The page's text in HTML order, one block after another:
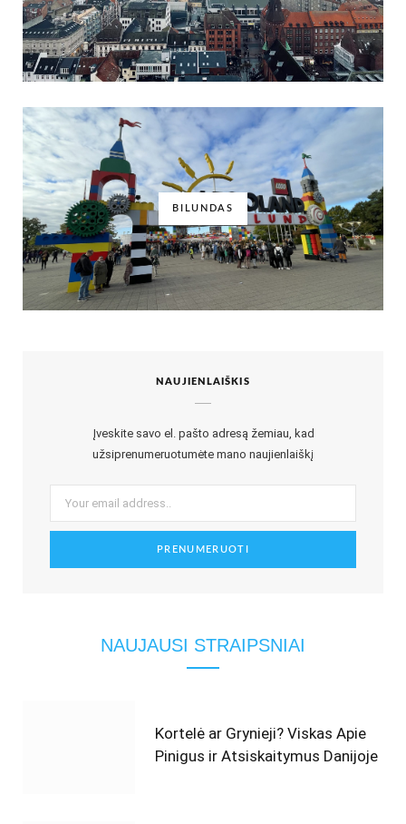
BILUNDAS
NAUJIENLAIŠKIS
Įveskite savo el. pašto adresą žemiau, kad
užsiprenumeruotumėte mano naujienlaiškį
NAUJAUSI STRAIPSNIAI
Kortelė ar Grynieji? Viskas Apie
Pinigus ir Atsiskaitymus Danijoje